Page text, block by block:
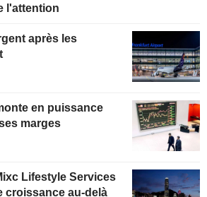
l'attention
après les
en puissance
marges
Lifestyle Services
croissance au-delà